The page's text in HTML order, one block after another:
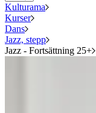
Kulturama
Kurser
Dans
Jazz, stepp
Jazz - Fortsättning 25+